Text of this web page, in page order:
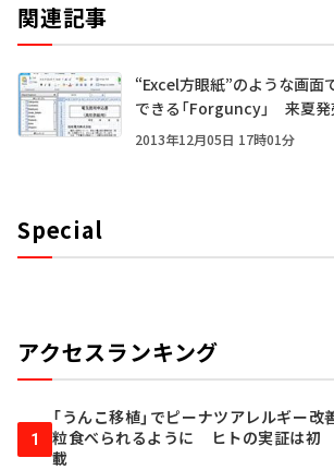
関連記事
“Excel方眼紙”のような画面
できる「Forguncy」 来夏
2013年12月05日 17時01分
Special
アクセスランキング
1
「うんこ移植」でピーナツアレルギー改
粒食べられるように ヒトの実証は
載